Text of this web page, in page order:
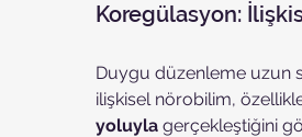
Koregülasyon:
Duygu düzenleme uzun
ilişkisel nörobilim,
yoluyla gerçekleştiğini